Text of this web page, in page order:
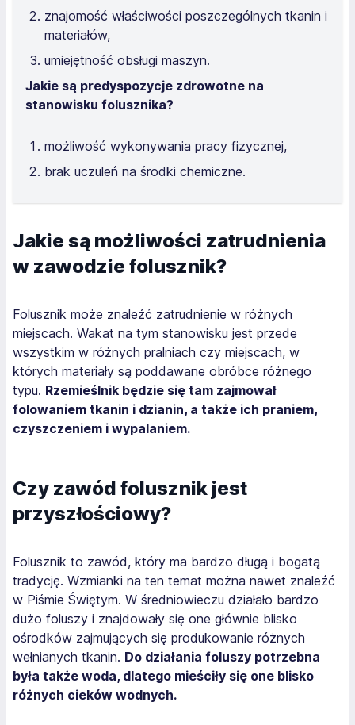
znajomość właściwości poszczególnych tkanin i
materiałów,
umiejętność obsługi maszyn.
Jakie są predyspozycje zdrowotne na
stanowisku folusznika?
możliwość wykonywania pracy fizycznej,
brak uczuleń na środki chemiczne.
Jakie są możliwości zatrudnienia
w zawodzie folusznik?
Folusznik może znaleźć zatrudnienie w różnych
miejscach. Wakat na tym stanowisku jest przede
wszystkim w różnych pralniach czy miejscach, w
których materiały są poddawane obróbce różnego
typu. Rzemieślnik będzie się tam zajmował
folowaniem tkanin i dzianin, a także ich praniem,
czyszczeniem i wypalaniem.
Czy zawód folusznik jest
przyszłościowy?
Folusznik to zawód, który ma bardzo długą i bogatą
tradycję. Wzmianki na ten temat można nawet znaleźć
w Piśmie Świętym. W średniowieczu działało bardzo
dużo foluszy i znajdowały się one głównie blisko
ośrodków zajmujących się produkowanie różnych
wełnianych tkanin. Do działania foluszy potrzebna
była także woda, dlatego mieściły się one blisko
różnych cieków wodnych.